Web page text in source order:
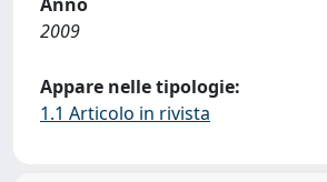
2009
Appare nelle tipologie:
1.1 Articolo in rivista